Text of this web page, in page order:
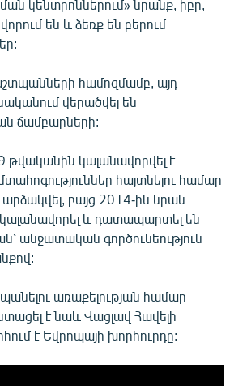
կենտրոններում» նրանք, իբր,
են և ձեռք են բերում
համոզմամբ, այդ
վերածվել են
ճամբարների:
թվականին կալանավորվել է
հայտնելու համար
բայց 2014-ին նրան
և դատապարտել են
անջատական գործունեություն
առաքելության համար
է նաև Վացլավ Հավելի
է Եվրոպայի խորհուրդը: